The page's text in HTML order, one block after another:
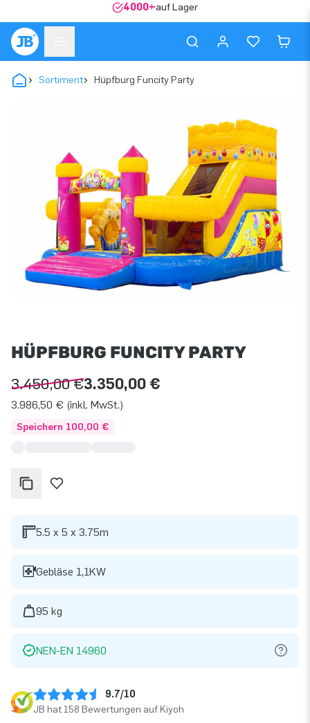
4000+auf Lager
Sortiment Hüpfburg Funcity Party
HÜPFBURG FUNCITY PARTY
3.450,00 €3.350,00 €
3.986,50 € (inkl. MwSt.)
Speichern 100,00 €
5.5 x 5 x 3.75m
Gebläse 1,1KW
95 kg
NEN-EN 14960
9.7/10
JB hat 158 Bewertungen auf Kiyoh